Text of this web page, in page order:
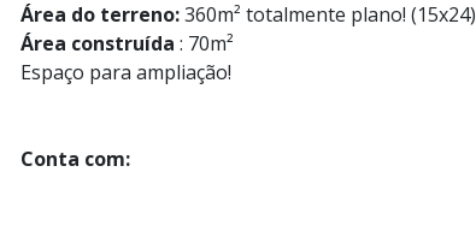
Área do terreno:360m² totalmente plano! (15x24)
Área construída : 70m²
Espaço para ampliação!
Conta com: